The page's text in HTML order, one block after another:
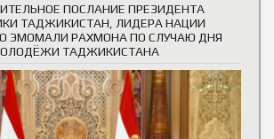
ПОСЛАНИЕ ПРЕЗИДЕНТА
ТАДЖИКИСТАН, ЛИДЕРА НАЦИИ
ЭМОМАЛИ РАХМОНА ПО СЛУЧАЮ ДНЯ
ТАДЖИКИСТАНА